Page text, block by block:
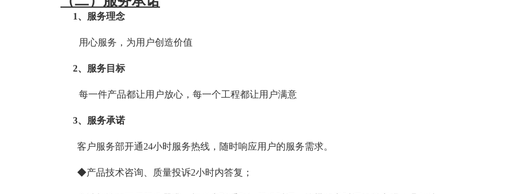
1、服务理念
用心服务，为用户创造价值
2、服务目标
每一件产品都让用户放心，每一个工程都让用户满意
3、服务承诺
客户服务部开通24小时服务热线，随时响应用户的服务需求。
◆产品技术咨询、质量投诉2小时内答复；